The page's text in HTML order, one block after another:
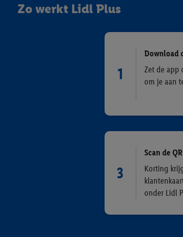
Zo werkt Lidl Plus
1
Download
Zet de app
om je aan
3
Scan de
Korting
onder Lidl